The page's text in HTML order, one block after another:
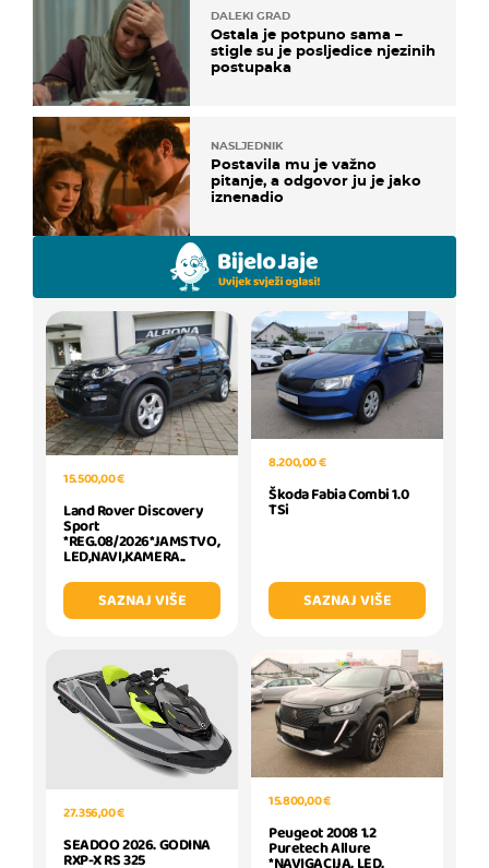
DALEKI GRAD
Ostala je potpuno sama –
stigle su je posljedice njezinih
postupaka
NASLJEDNIK
Postavila mu je važno
pitanje, a odgovor ju je jako
iznenadio
15.500,00 €
Land Rover Discovery
Sport
*REG.08/2026*JAMSTVO,
LED,NAVI,KAMERA..
SAZNAJ VIŠE
8.200,00 €
Škoda Fabia Combi 1.0
TSi
SAZNAJ VIŠE
27.356,00 €
SEADOO 2026. GODINA
RXP-X RS 325
15.800,00 €
Peugeot 2008 1.2
Puretech Allure